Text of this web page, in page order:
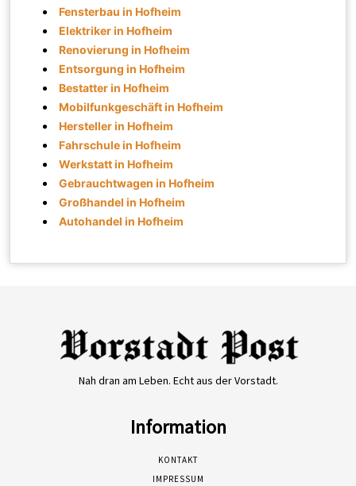
Fensterbau in Hofheim
Elektriker in Hofheim
Renovierung in Hofheim
Entsorgung in Hofheim
Bestatter in Hofheim
Mobilfunkgeschäft in Hofheim
Hersteller in Hofheim
Fahrschule in Hofheim
Werkstatt in Hofheim
Gebrauchtwagen in Hofheim
Großhandel in Hofheim
Autohandel in Hofheim
Nah dran am Leben. Echt aus der Vorstadt.
Information
KONTAKT
IMPRESSUM